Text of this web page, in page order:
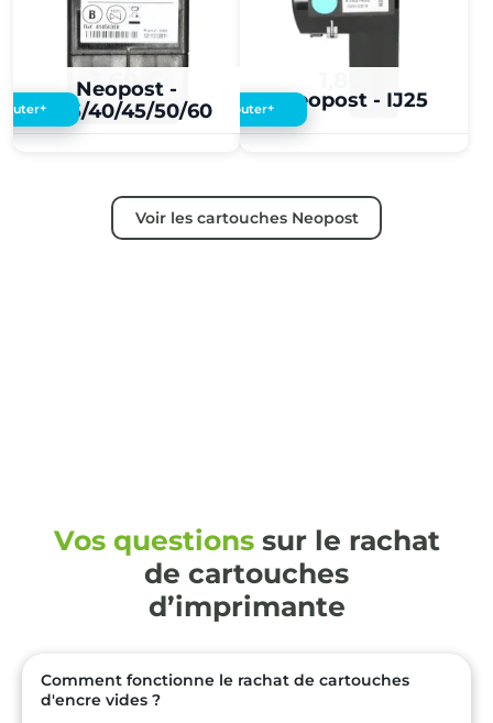
Neopost -
IJ35/40/45/50/60
3,60 €
+ Neopost - IJ25
Ajouter+
Voir les cartouches Neopost
Vos questionssur le rachat
de cartouches
d’imprimante
Comment fonctionne le rachat de cartouches
d'encre vides ?